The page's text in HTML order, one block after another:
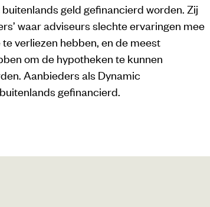
geld gefinancierd worden. Zij
waar adviseurs slechte ervaringen mee
verliezen hebben, en de meest
om de hypotheken te kunnen
Aanbieders als Dynamic
gefinancierd.